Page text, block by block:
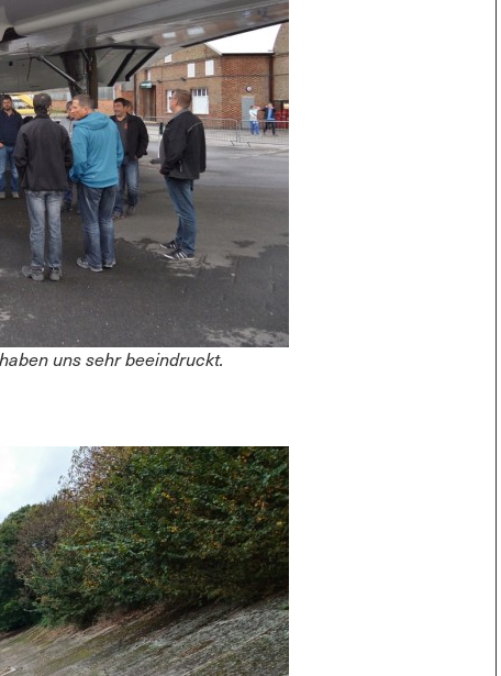
uns sehr beeindruckt.